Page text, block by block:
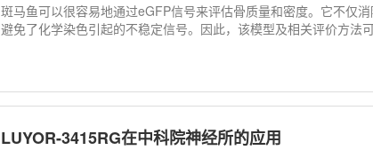
斑马鱼可以很容易地通过eGFP信号来评估骨质量和密度。它不仅
避免了化学染色引起的不稳定信号。因此，该模型及相关评价方法
LUYOR-3415RG在中科院神经所的应用